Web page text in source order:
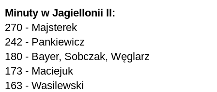
Minuty w Jagiellonii ll:
270 - Majsterek
242 - Pankiewicz
180 - Bayer, Sobczak, Węglarz
173 - Maciejuk
163 - Wasilewski